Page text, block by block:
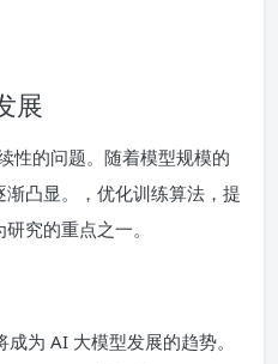
展
性的问题。随着模型规模的
凸显。，优化训练算法，提
究的重点之一。
为 AI 大模型发展的趋势。